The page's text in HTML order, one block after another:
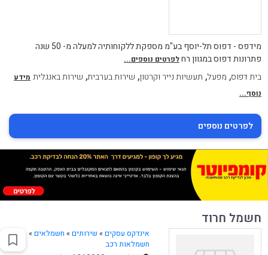
מידפס - דפוס תל-יוסף בע"מ מספקת ללקוחותיה למעלה מ- 50 שנה
פתרונות דפוס במגוון רחלפרטים נוספים...
בית דפוס, מפעל, תעשיות נייר וקרטון, שירות בערבית, שירות באנגלית מידע
נוסף...
לפרטים נוספים
חשמל חרוד
אינדקס עסקים » שירותים» חשמלאים»
חשמלאות רכב